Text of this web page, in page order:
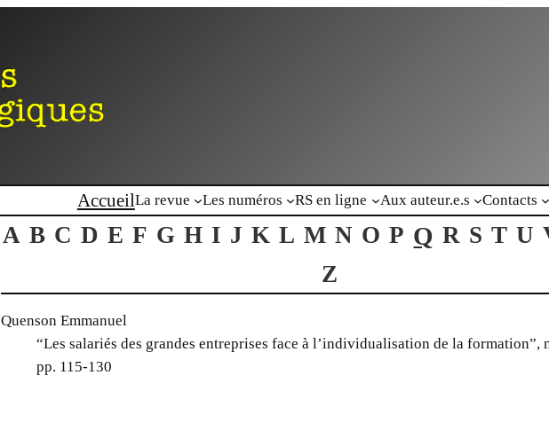
AccueilLa revue Les numéros RS en ligne Aux auteur.e.s Contacts
A B C D E F G H I J K L M N O P Q R S T U
Z
Quenson Emmanuel
“Les salariés des grandes entreprises face à l’individualisation de la formation”,
pp. 115-130